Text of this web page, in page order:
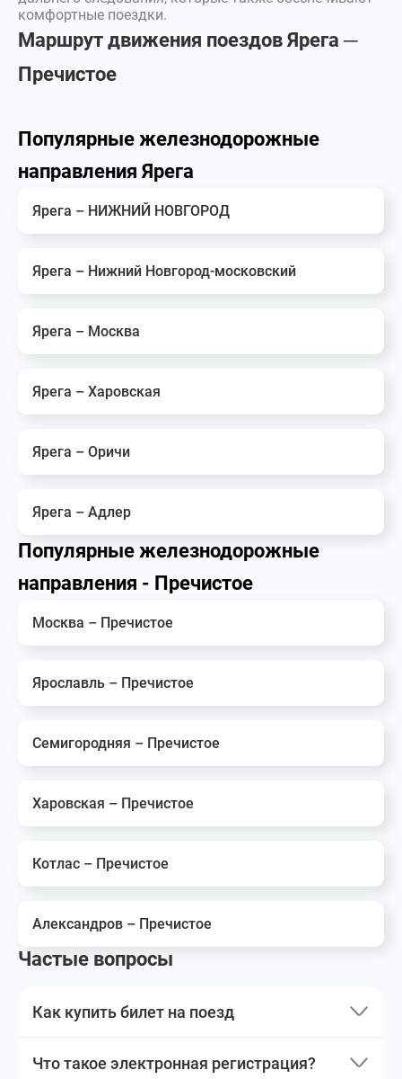
комфортные поездки.
Маршрут движения поездов Ярега ─
Пречистое
Популярные железнодорожные
направления Ярега
Ярега – НИЖНИЙ НОВГОРОД
Ярега – Нижний Новгород-московский
Ярега – Москва
Ярега – Харовская
Ярега – Оричи
Ярега – Адлер
Популярные железнодорожные
направления - Пречистое
Москва – Пречистое
Ярославль – Пречистое
Семигородняя – Пречистое
Харовская – Пречистое
Котлас – Пречистое
Александров – Пречистое
Частые вопросы
Как купить билет на поезд
Что такое электронная регистрация?